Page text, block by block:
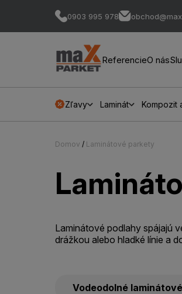
0903 995 978
ReferencieO nás
Zľavy Laminát Kompozit
Domov / Laminátové parkety
Laminátové podlahy spájajú
drážkou alebo hladké línie a
Vodeodolné